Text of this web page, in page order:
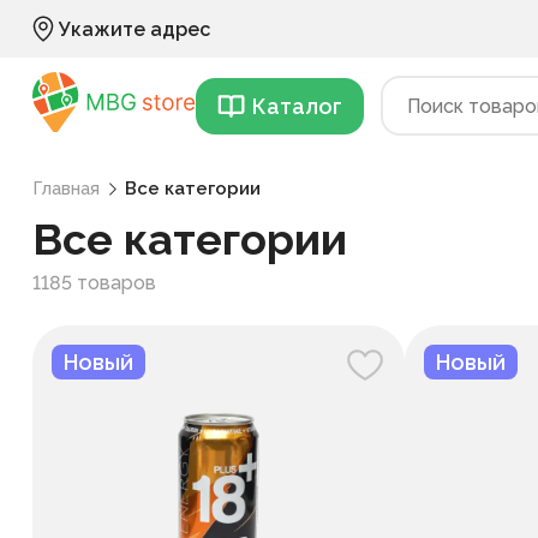
Укажите адрес
Каталог
Главная Все категории
Все категории
1185 товаров
фильтры
Новый Новый